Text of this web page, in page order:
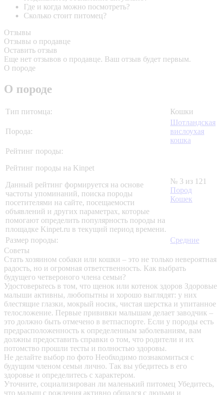
Где и когда можно посмотреть?
Сколько стоит питомец?
Отзывы
Отзывы о продавце
Оставить отзыв
Еще нет отзывов о продавце. Ваш отзыв будет первым.
О породе
О породе
Тип питомца: Кошки
Порода:
Шотландская
вислоухая
кошка
Рейтинг породы:
Рейтинг породы на Kinpet
Данный рейтинг формируется на основе
частоты упоминаний, поиска породы
посетителями на сайте, посещаемости
объявлений и других параметрах, которые
помогают определить популярность породы на
площадке Kinpet.ru в текущий период времени.
№ 3 из 121
Пород
Кошек
Размер породы:
Средние
Советы
Стать хозяином собаки или кошки – это не только невероятная
радость, но и огромная ответственность. Как выбрать
будущего четвероного члена семьи?
Удостоверьтесь в том, что щенок или котенок здоров Здоровые
малыши активны, любопытны и хорошо выглядят: у них
блестящие глазки, мокрый носик, чистая шерстка и упитанное
телосложение. Первые прививки малышам делает заводчик –
это должно быть отмечено в ветпаспорте. Если у породы есть
предрасположенность к определенным заболеваниям, вам
должны предоставить справки о том, что родители и их
потомство прошли тесты и полностью здоровы.
Не делайте выбор по фото Необходимо познакомиться с
будущим членом семьи лично. Так вы убедитесь в его
здоровье и определитесь с характером.
Уточните, социализирован ли маленький питомец Убедитесь,
что малыш с рождения активно общался с людьми и